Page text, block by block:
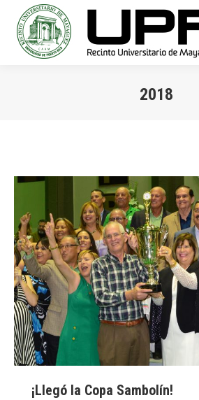
2018
¡Llegó la Copa Sambolín!